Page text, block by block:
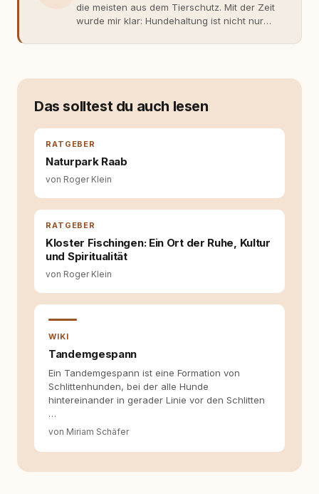
die meisten aus dem Tierschutz. Mit der Zeit
wurde mir klar: Hundehaltung ist nicht nur
Fachwissen. Der Wendepunkt kam mit meinem
moderner Hundeerziehung
entsteht echte Bindung dort, wo Verständnis
Wissen ersetzt – nicht umgekehrt. Aus dieser
Entwicklung entstand rundum.dog – ein
Wissens- und Serviceportal für
Hundehalter:innen in Deutschland, Österreich
und der Schweiz. Meine Überzeugung:
Tierschutz beginnt mit Wissen. Wer seinen
Hund versteht, trifft bessere Entscheidungen –
für ein Zusammenleben, das beiden guttut.
Das solltest du auch lesen
RATGEBER
Naturpark Raab
von Roger Klein
RATGEBER
Kloster Fischingen: Ein Ort der Ruhe, Kultur
und Spiritualität
von Roger Klein
WIKI
Tandemgespann
Ein Tandemgespann ist eine Formation von
Schlittenhunden, bei der alle Hunde
hintereinander in gerader Linie vor den Schlitten
…
von Miriam Schäfer